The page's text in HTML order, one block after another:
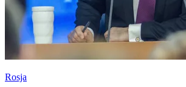
Rosja